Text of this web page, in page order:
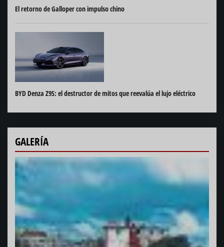
El retorno de Galloper con impulso chino
BYD Denza Z9S: el destructor de mitos que reevalúa el lujo eléctrico
GALERÍA